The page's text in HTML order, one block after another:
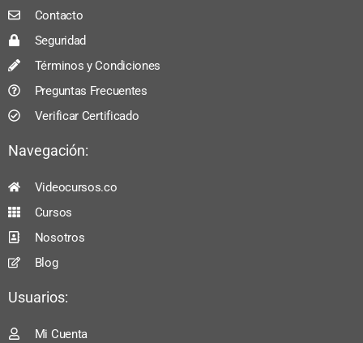
Contacto
Seguridad
Términos y Condiciones
Preguntas Frecuentes
Verificar Certificado
Navegación:
Videocursos.co
Cursos
Nosotros
Blog
Usuarios:
Mi Cuenta